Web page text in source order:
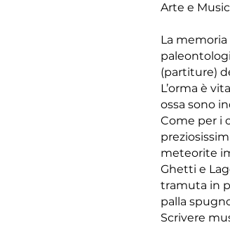
Arte e
La
(partiture)
L’orma è
ossa sono
Come per i
meteorite
Ghetti e
tramuta in
palla
Scrivere